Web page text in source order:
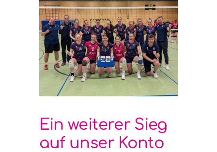
Ein weiterer Sieg
auf unser Konto